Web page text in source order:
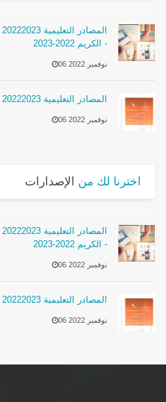
الكريم 2022-2023 -
06 نوفمبر 2022
المصادر التعليمية 20222023 - دور النشر المعتمدة
06 نوفمبر 2022
اخترنا لك من الإصدارات
الكريم 2022-2023 -
06 نوفمبر 2022
المصادر التعليمية 20222023 - دور النشر المعتمدة
06 نوفمبر 2022